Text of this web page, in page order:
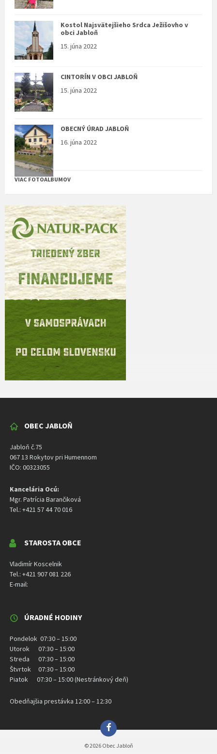
Kostol Najsvätejšieho Srdca Ježišovho v
obci Jabloň
15. júna 2022
CINTORÍN V OBCI JABLOŇ
15. júna 2022
OBECNÝ ÚRAD JABLOŇ
16. júna 2022
VIAC FOTOALBUMOV
OBEC JABLOŇ
Jabloň č.75
067 13 Rokytov pri Humennom
IČO: 00323055
Kancelária Ocú:
Mgr. Patrícia Barančiková
Tel.: +421 57 44 70 016
STAROSTA OBCE
Vladimír Koscelnik
Tel.: +421 907 081 226
E-mail:
ÚRADNÉ HODINY
Pondelok 07:30 – 15:00
Utorok 07:30 – 15:00
Streda 07:30 – 15:00
Štvrtok 07:30 – 15:00
Piatok 07:30 – 15:00 (Nestránkový deň)
Obedňajšia prestávka 12:00 – 12:30
© 2026 Obec Jabloň